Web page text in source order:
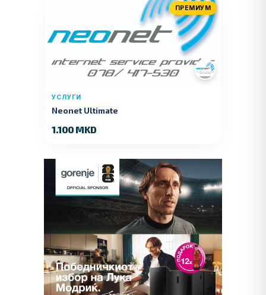
ПРЕМИУМ
УСЛУГИ
Neonet Ultimate
1.100 MKD